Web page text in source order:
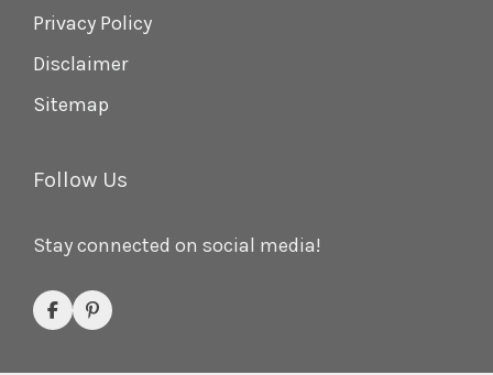
Privacy Policy
Disclaimer
Sitemap
Follow Us
Stay connected on social media!